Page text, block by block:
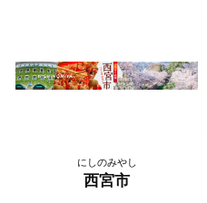
また、瀬戸内海と日本海を分ける
本州一低い中央分水界「水分れ」
られ、自然とロマンにあふれるま
ちです。人のぬくもりと豊かな恵
にしのみやし
西宮市